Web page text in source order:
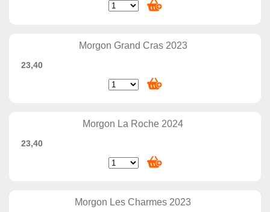
Morgon Grand Cras 2023
23,40
Morgon La Roche 2024
23,40
Morgon Les Charmes 2023